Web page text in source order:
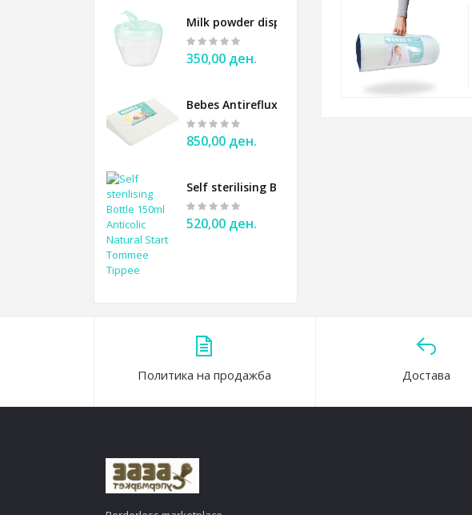
Milk powder dispenser BABYONO
350,00 ден.
Bebes Antireflux Pillow for baby
850,00 ден.
Self sterilising Bottle 150ml Anticolic Natural Start
520,00 ден.
Cotton knitted blanket BabyOno beige
1.600,00 ден.
Политика на продажба Достава